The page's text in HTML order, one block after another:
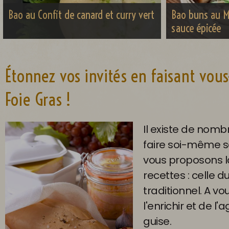
Étonnez vos invités en faisant
Foie Gras !
Il existe de
faire soi-même
vous proposons
recettes : celle
traditionnel. A
l'enrichir et de
guise.
Bao au Confit de canard et curry vert
Bao buns au
sauce épicée